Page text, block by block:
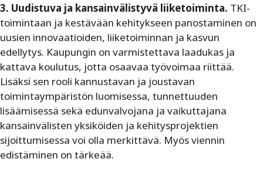
3. Uudistuva ja kansainvälistyvä liiketoiminta. TKI-
toimintaan ja kestävään kehitykseen panostaminen on
uusien innovaatioiden, liiketoiminnan ja kasvun
edellytys. Kaupungin on varmistettava laadukas ja
kattava koulutus, jotta osaavaa työvoimaa riittää.
Lisäksi sen rooli kannustavan ja joustavan
toimintaympäristön luomisessa, tunnettuuden
lisäämisessä sekä edunvalvojana ja vaikuttajana
kansainvälisten yksiköiden ja kehitysprojektien
sijoittumisessa voi olla merkittävä. Myös viennin
edistäminen on tärkeää.